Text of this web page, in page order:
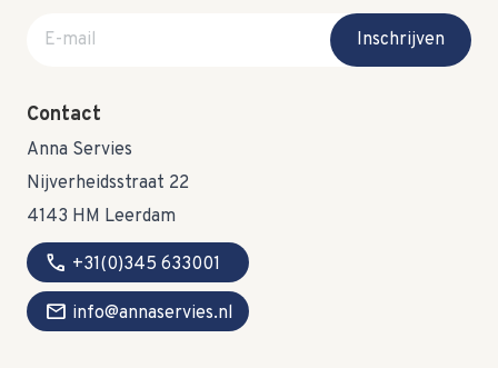
E-mail adres
Inschrijven
Contact
Anna Servies
Nijverheidsstraat 22
4143 HM Leerdam
call +31(0)345 633001
mail info@annaservies.nl